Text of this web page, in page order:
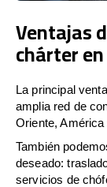
Ventajas
chárter
La principal
amplia red de
Oriente,
También
deseado:
servicios de